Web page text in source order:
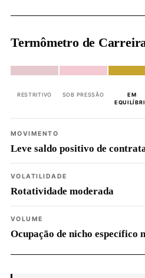
Termômetro de
RESTRITIVO SOB PRESSÃO
EM
MOVIMENTO
Leve saldo positivo de
VOLATILIDADE
Rotatividade moderada
VOLUME
Ocupação de nicho específico